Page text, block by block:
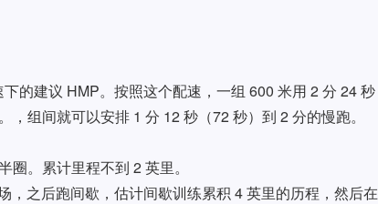
的建议 HMP。按照这个配速，一组 600 米用 2 分 24 秒
组间就可以安排 1 分 12 秒（72 秒）到 2 分的慢跑。
。累计里程不到 2 英里。
，之后跑间歇，估计间歇训练累积 4 英里的历程，然后